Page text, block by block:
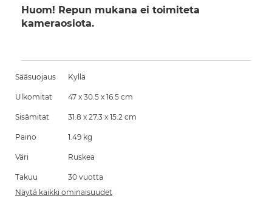
Huom! Repun mukana ei toimiteta
kameraosiota.
Sääsuojaus Kyllä
Ulkomitat 47 x 30.5 x 16.5 cm
Sisämitat 31.8 x 27.3 x 15.2 cm
Paino 1.49 kg
Väri Ruskea
Takuu
30 vuotta
Näytä kaikki ominaisuudet